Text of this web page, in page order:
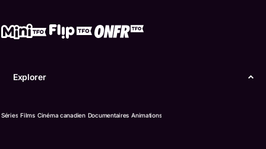
Explorer
Séries Films Cinéma canadien Documentaires Animations
Conditions d'utilisation
© Office des télécommunications éducatives de